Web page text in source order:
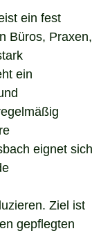
ein fest
Büros, Praxen,
ein
eignet sich
Ziel ist
gepflegten